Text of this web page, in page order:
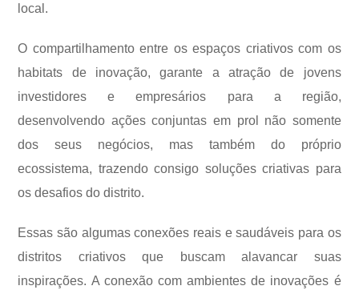
local.
O compartilhamento entre os espaços criativos com os
habitats de inovação, garante a atração de jovens
investidores e empresários para a região,
desenvolvendo ações conjuntas em prol não somente
dos seus negócios, mas também do próprio
ecossistema, trazendo consigo soluções criativas para
os desafios do distrito.
Essas são algumas conexões reais e saudáveis para os
distritos criativos que buscam alavancar suas
inspirações. A conexão com ambientes de inovações é